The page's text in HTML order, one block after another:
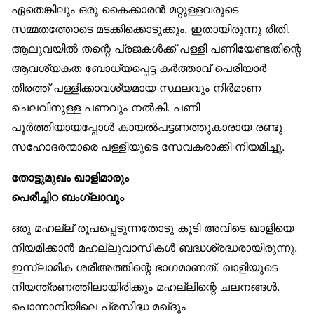
ഏതെങ്കിലും ഒരു കൈക്കാരൻ മറ്റുള്ളവരുടെ
സമ്മതത്തോടെ മടക്കിക്കൊടുക്കും. ഇതായിരുന്നു രീതി.
ആലുവയിൽ തന്റെ പ്രജകൾക്ക് പള്ളി പണിയേണ്ടതിന്റെ
ആവശ്യകത ബോധ്യപ്പെട്ട കർത്താവ് പെരിയാർ
തീരത്ത് പള്ളിക്കാവശ്യമായ സ്ഥലവും നിർമാണ
ചെലവിനുള്ള പണവും നൽകി. പണി
പൂർത്തിയായപ്പോൾ കായൽപട്ടണത്തുകാരായ രണ്ടു
സഹോദരന്മാരെ പള്ളിയുടെ സേവകരാക്കി നിയമിച്ചു.
തോട്ടുമുഖം ഖാളിമാരും
പെരീച്ചിറ ബംഗ്ലാവും
ഒരു മഹല്ല് രൂപപ്പെടുന്നതോടു കൂടി അവിടെ ഖാളിയെ
നിയമിക്കാൻ മഹല്ലുവാസികൾ ബദ്ധശ്രദ്ധരായിരുന്നു.
ഇസ്‌ലാമിക ശരീഅത്തിന്റെ ഭാഗമാണത്. ഖാളിയുടെ
നിയന്ത്രണത്തിലായിരിക്കും മഹല്ലിന്റെ ചലനങ്ങൾ.
പൊന്നാനിയിലെ പ്രസിദ്ധ മഖ്ദൂം